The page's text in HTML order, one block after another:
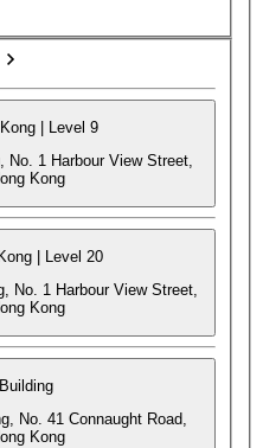
| Level 9
No. 1 Harbour View Street,
Kong
| Level 20
No. 1 Harbour View Street,
Kong
No. 41 Connaught Road,
Kong